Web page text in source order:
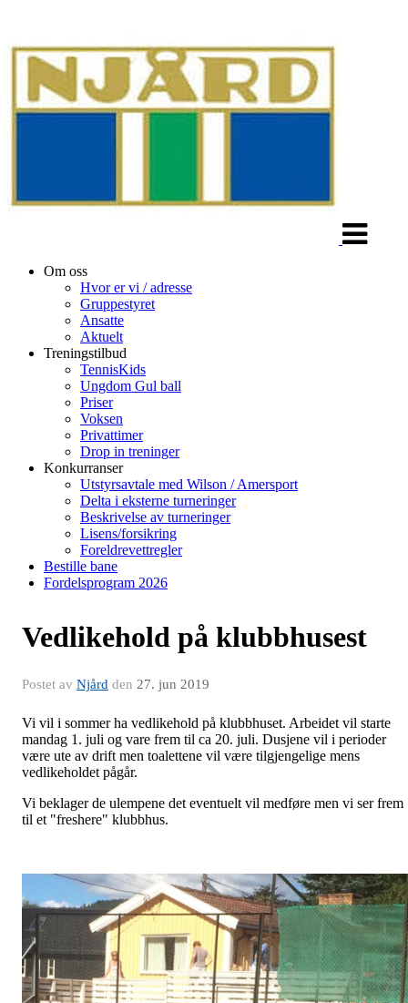
Om oss
Hvor er vi / adresse
Gruppestyret
Ansatte
Aktuelt
Treningstilbud
TennisKids
Ungdom Gul ball
Priser
Voksen
Privattimer
Drop in treninger
Konkurranser
Utstyrsavtale med Wilson / Amersport
Delta i eksterne turneringer
Beskrivelse av turneringer
Lisens/forsikring
Foreldrevettregler
Bestille bane
Fordelsprogram 2026
Vedlikehold på klubbhusest
Postet av Njård den 27. jun 2019
Vi vil i sommer ha vedlikehold på klubbhuset. Arbeidet vil starte
mandag 1. juli og vare frem til ca 20. juli. Dusjene vil i perioder
være ute av drift men toalettene vil være tilgjengelige mens
vedlikeholdet pågår.
Vi beklager de ulempene det eventuelt vil medføre men vi ser frem
til et "freshere" klubbhus.